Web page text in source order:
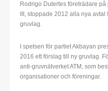
Rodrigo Dutertes företrädare
III, stoppade 2012 alla nya
gruvlag.
I spetsen för partiet Akbayan
2016 ett förslag till ny gruvlag.
anti-gruvnätverket ATM, som
organisationer och föreningar.